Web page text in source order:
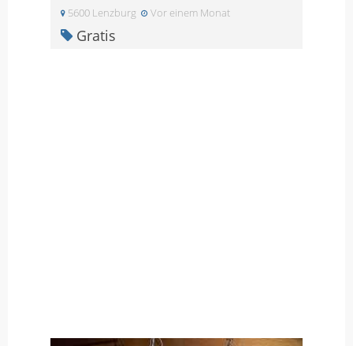
5600 Lenzburg Vor einem Monat
Gratis